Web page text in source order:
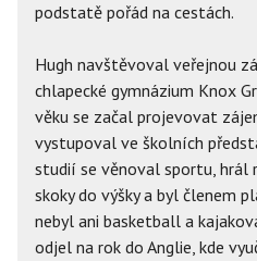
podstatě pořád na cestách.
Hugh navštěvoval veřejnou
chlapecké gymnázium Knox
věku se začal projevovat
vystupoval ve školních
studií se věnoval sportu, hrál
skoky do výšky a byl členem
nebyl ani basketball a
odjel na rok do Anglie, kde